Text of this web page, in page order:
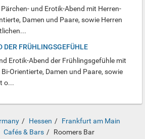
und Erotik-Abend mit Herren-
Damen und Paare, sowie Herren
DER FRÜHLINGSGEFÜHLE
Erotik-Abend der Frühlingsgefühle mit
Orientierte, Damen und Paare, sowie
o...
Hessen
Frankfurt am Main
Cafés & Bars Roomers Bar